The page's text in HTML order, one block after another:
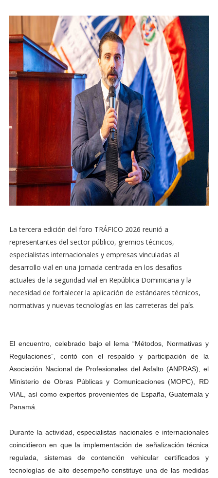
La tercera edición del foro TRÁFICO 2026 reunió a
representantes del sector público, gremios técnicos,
especialistas internacionales y empresas vinculadas al
desarrollo vial en una jornada centrada en los desafíos
actuales de la seguridad vial en República Dominicana y la
necesidad de fortalecer la aplicación de estándares técnicos,
normativas y nuevas tecnologías en las carreteras del país.
El encuentro, celebrado bajo el lema “Métodos, Normativas y
Regulaciones”, contó con el respaldo y participación de la
Asociación Nacional de Profesionales del Asfalto (ANPRAS), el
Ministerio de Obras Públicas y Comunicaciones (MOPC), RD
VIAL, así como expertos provenientes de España, Guatemala y
Panamá.
Durante la actividad, especialistas nacionales e internacionales
coincidieron en que la implementación de señalización técnica
regulada, sistemas de contención vehicular certificados y
tecnologías de alto desempeño constituye una de las medidas